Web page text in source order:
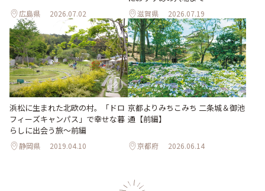
広島県 2026.07.02 滋賀県 2026.07.19
浜松に生まれた北欧の村。「ドロ
フィーズキャンパス」で幸せな暮
らしに出会う旅～前編
静岡県 2019.04.10
京都よりみちこみち 二条城＆御池
通【前編】
京都府 2026.06.14